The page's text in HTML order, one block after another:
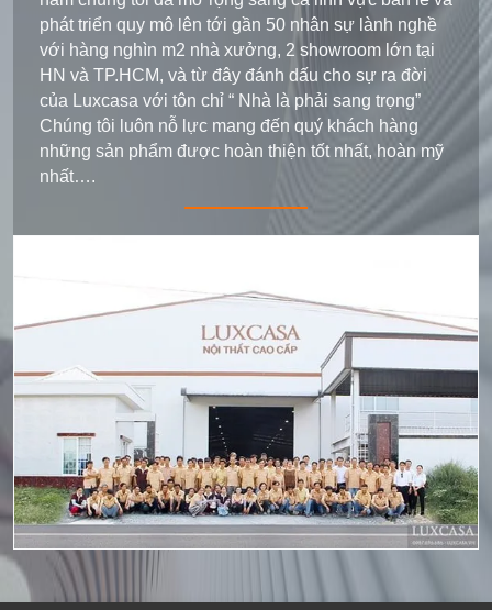
phát triển quy mô lên tới gần 50 nhân sự lành nghề
với hàng nghìn m2 nhà xưởng, 2 showroom lớn tại
HN và TP.HCM, và từ đây đánh dấu cho sự ra đời
của Luxcasa với tôn chỉ “ Nhà là phải sang trọng”
Chúng tôi luôn nỗ lực mang đến quý khách hàng
những sản phẩm được hoàn thiện tốt nhất, hoàn mỹ
nhất….